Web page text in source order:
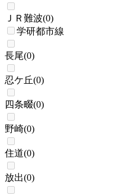
ＪＲ難波(0)
学研都市線
長尾(0)
忍ケ丘(0)
四条畷(0)
野崎(0)
住道(0)
放出(0)